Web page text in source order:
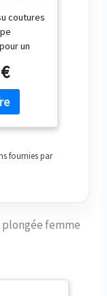
5 mm
coutures
un
fournies par
plongée femme